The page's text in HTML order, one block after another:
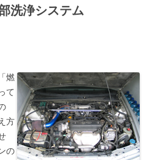
洗浄システム
燃
て
方
の